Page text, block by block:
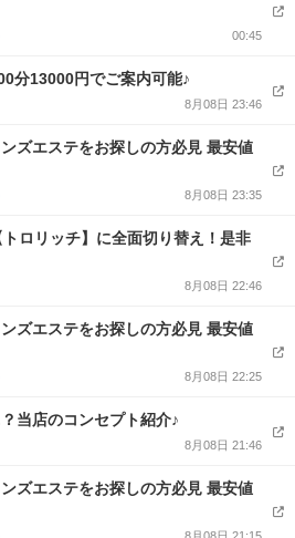
岩盤浴あり
女性スタッフのみ
00:45
分13000円でご案内可能♪
8月08日 23:46
ズエステをお探しの方必見 最安値
8月08日 23:35
ロリッチ】に全面切り替え！是非
8月08日 22:46
ズエステをお探しの方必見 最安値
8月08日 22:25
当店のコンセプト紹介♪
8月08日 21:46
ズエステをお探しの方必見 最安値